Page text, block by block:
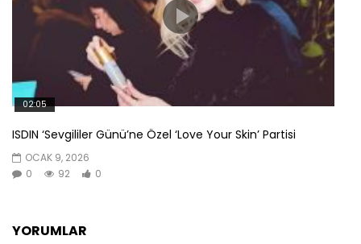
02:05
ISDIN ‘Sevgililer Günü’ne Özel ‘Love Your Skin’ Partisi
OCAK 9, 2026
0
92 0
YORUMLAR